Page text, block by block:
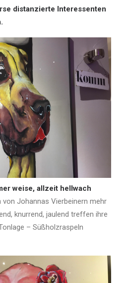
distanzierte Interessenten
weise, allzeit hellwach
von Johannas Vierbeinern mehr
knurrend, jaulend treffen ihre
– Süßholzraspeln